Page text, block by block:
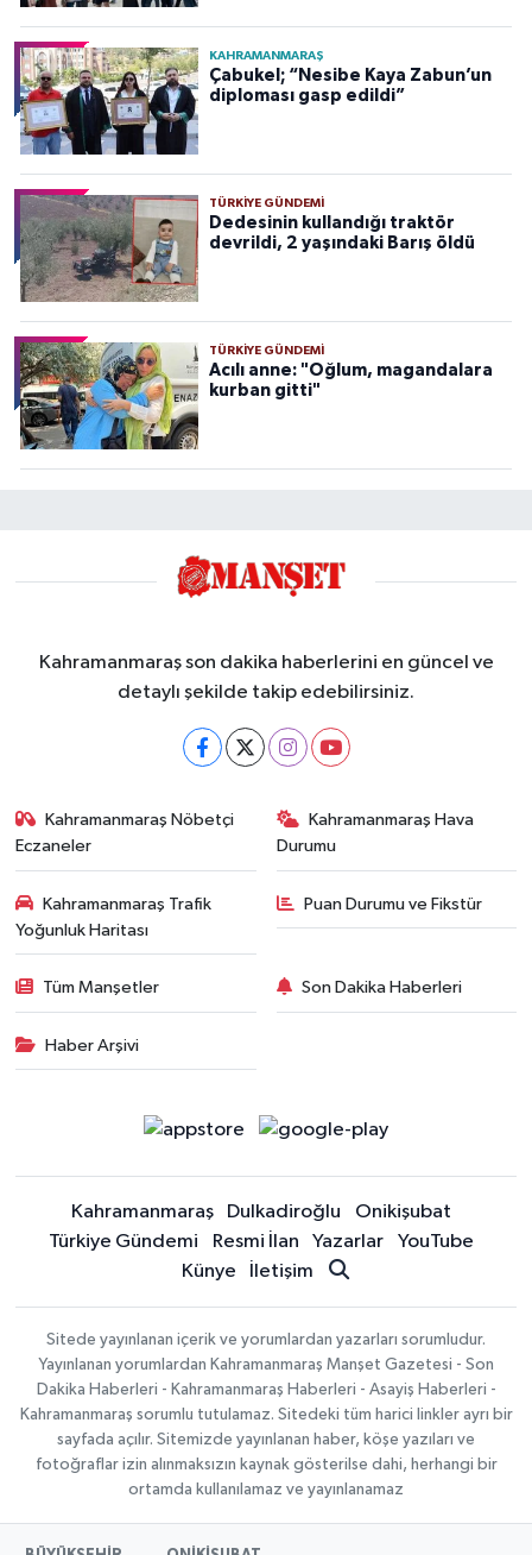
KAHRAMANMARAŞ
Çabukel; “Nesibe Kaya Zabun’un
diploması gasp edildi”
TÜRKIYE GÜNDEMI
Dedesinin kullandığı traktör
devrildi, 2 yaşındaki Barış öldü
TÜRKIYE GÜNDEMI
Acılı anne: "Oğlum, magandalara
kurban gitti"
Kahramanmaraş son dakika haberlerini en güncel ve
detaylı şekilde takip edebilirsiniz.
Kahramanmaraş Nöbetçi
Eczaneler
Kahramanmaraş Hava
Durumu
Kahramanmaraş Trafik
Yoğunluk Haritası
Puan Durumu ve Fikstür
Tüm Manşetler Son Dakika Haberleri
Haber Arşivi
Kahramanmaraş Dulkadiroğlu
Onikişubat
Türkiye Gündemi
Resmi İlan Yazarlar
YouTube
Künye
İletişim
Sitede yayınlanan içerik ve yorumlardan yazarları sorumludur.
Yayınlanan yorumlardan Kahramanmaraş Manşet Gazetesi - Son
Dakika Haberleri - Kahramanmaraş Haberleri - Asayiş Haberleri -
Kahramanmaraş sorumlu tutulamaz. Sitedeki tüm harici linkler ayrı bir
sayfada açılır. Sitemizde yayınlanan haber, köşe yazıları ve
fotoğraflar izin alınmaksızın kaynak gösterilse dahi, herhangi bir
ortamda kullanılamaz ve yayınlanamaz